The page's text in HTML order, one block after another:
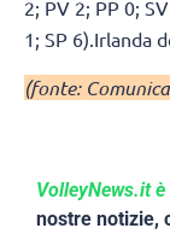
2; PV 2; PP 0;
1; SP 6).Irlanda
(fonte:
VolleyNews.it
nostre notizie,